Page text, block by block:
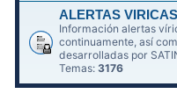
ALERTAS
Información alertas
continuamente, así
desarrolladas por
Temas:3176